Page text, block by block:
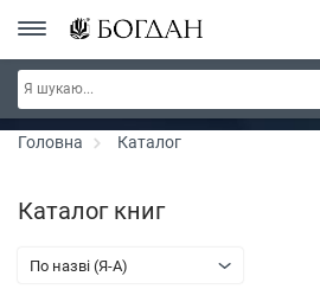
РОЗПРОДАЖ ~ 150 грн ~ 200 грн ~ 250 грн ~
300 грн ~ РОЗПРОДАЖ
Головна Каталог
Каталог книг
По назві (Я-А)